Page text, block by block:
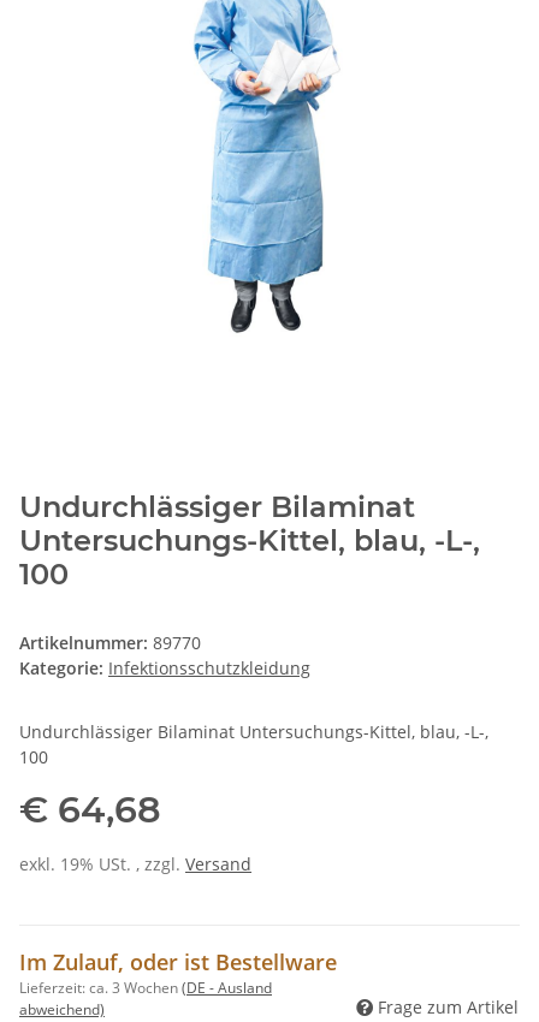
Undurchlässiger Bilaminat
Untersuchungs-Kittel, blau, -L-,
100
Artikelnummer: 89770
Kategorie: Infektionsschutzkleidung
Undurchlässiger Bilaminat Untersuchungs-Kittel, blau, -L-,
100
€ 64,68
exkl. 19% USt. , zzgl. Versand
Im Zulauf, oder ist Bestellware
Lieferzeit:ca. 3 Wochen(DE - Ausland
abweichend)
Frage zum Artikel